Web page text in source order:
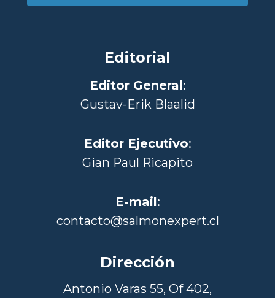
Editorial
Editor General:
Gustav-Erik Blaalid
Editor Ejecutivo:
Gian Paul Ricapito
E-mail:
contacto@salmonexpert.cl
Dirección
Antonio Varas 55, Of 402,